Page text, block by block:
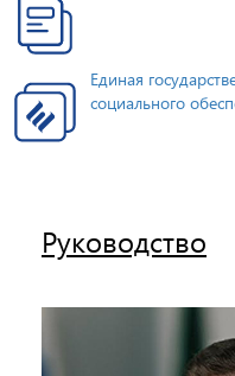
Единая
социального
Руководство